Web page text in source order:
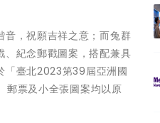
音，祝願吉祥之意；而兔群
、紀念郵戳圖案，搭配兼具
「臺北2023第39屆亞洲國
郵票及小全張圖案均以原